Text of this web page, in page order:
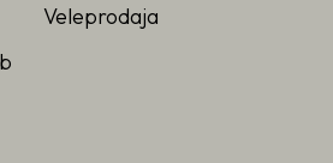
Veleprodaja